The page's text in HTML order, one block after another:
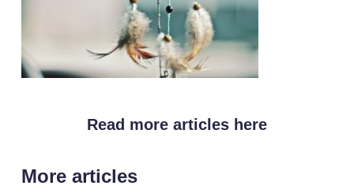
Read more articles here
More articles